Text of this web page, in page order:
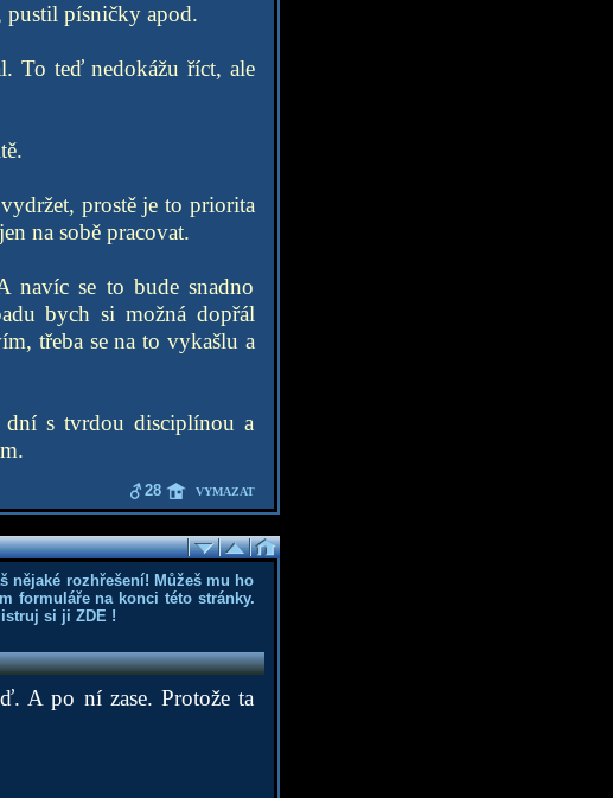
pustil písničky apod.
To teď nedokážu říct, ale
prostě je to priorita
na sobě pracovat.
navíc se to bude snadno
bych si možná dopřál
třeba se na to vykašlu a
dní s tvrdou disciplínou a
28 VYMAZAT
nějaké rozhřešení! Můžeš mu ho
formuláře na konci této stránky.
si ji ZDE!
A po ní zase. Protože ta